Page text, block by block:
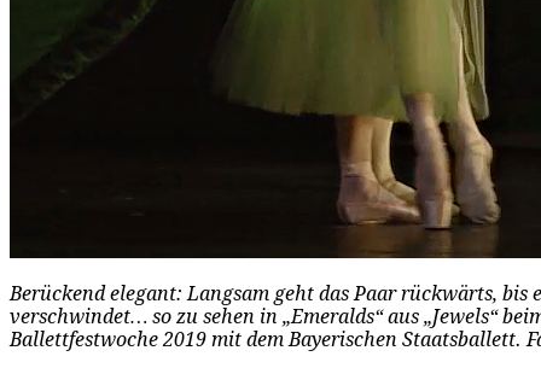
Berückend elegant: Langsam geht das Paar rückwärts,
verschwindet… so zu sehen in „Emeralds“ aus „Jewels“
Ballettfestwoche 2019 mit dem Bayerischen Staatsballett.